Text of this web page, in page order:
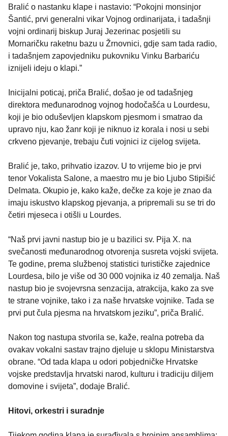
Bralić o nastanku klape i nastavio: “Pokojni monsinjor
Šantić, prvi generalni vikar Vojnog ordinarijata, i tadašnji
vojni ordinarij biskup Juraj Jezerinac posjetili su
Mornaričku raketnu bazu u Žrnovnici, gdje sam tada radio,
i tadašnjem zapovjedniku pukovniku Vinku Barbariću
iznijeli ideju o klapi.”
Inicijalni poticaj, priča Bralić, došao je od tadašnjeg
direktora međunarodnog vojnog hodočašća u Lourdesu,
koji je bio oduševljen klapskom pjesmom i smatrao da
upravo nju, kao žanr koji je niknuo iz korala i nosi u sebi
crkveno pjevanje, trebaju čuti vojnici iz cijelog svijeta.
Bralić je, tako, prihvatio izazov. U to vrijeme bio je prvi
tenor Vokalista Salone, a maestro mu je bio Ljubo Stipišić
Delmata. Okupio je, kako kaže, dečke za koje je znao da
imaju iskustvo klapskog pjevanja, a pripremali su se tri do
četiri mjeseca i otišli u Lourdes.
“Naš prvi javni nastup bio je u bazilici sv. Pija X. na
svečanosti međunarodnog otvorenja susreta vojski svijeta.
Te godine, prema službenoj statistici turističke zajednice
Lourdesa, bilo je više od 30 000 vojnika iz 40 zemalja. Naš
nastup bio je svojevrsna senzacija, atrakcija, kako za sve
te strane vojnike, tako i za naše hrvatske vojnike. Tada se
prvi put čula pjesma na hrvatskom jeziku”, priča Bralić.
Nakon tog nastupa stvorila se, kaže, realna potreba da
ovakav vokalni sastav trajno djeluje u sklopu Ministarstva
obrane. “Od tada klapa u odori pobjedničke Hrvatske
vojske predstavlja hrvatski narod, kulturu i tradiciju diljem
domovine i svijeta”, dodaje Bralić.
Hitovi, orkestri i suradnje